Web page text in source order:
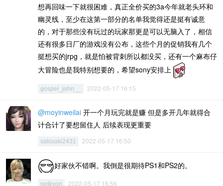
想再回味一下就很困难，真正全价买的3a今年就老头环和
幽灵线，至少在这第一部分的名单我觉得还是挺有诚意
的，对于那些没有玩过的玩家那更是可以无脑入了，相信
还有很多日厂的游戏没有公布，这些个月的促销我有几个
挺想买的jrpg，就是怕被背刺所以都没买，还有一个麻布仔
大冒险也是我特别想要的，希望sony安排上
gospel_john__ 2022-05-17 16:15
@moyinweilai 开一个月玩完就是赚 但是多开几年就得合
计合计了要想留住人 后续表现更重要
sakisaki2431 2022-05-17 16:50
好家伙不错啊。我倒是很期待PS1和PS2的。
redkyon 2022-05-17 16:56